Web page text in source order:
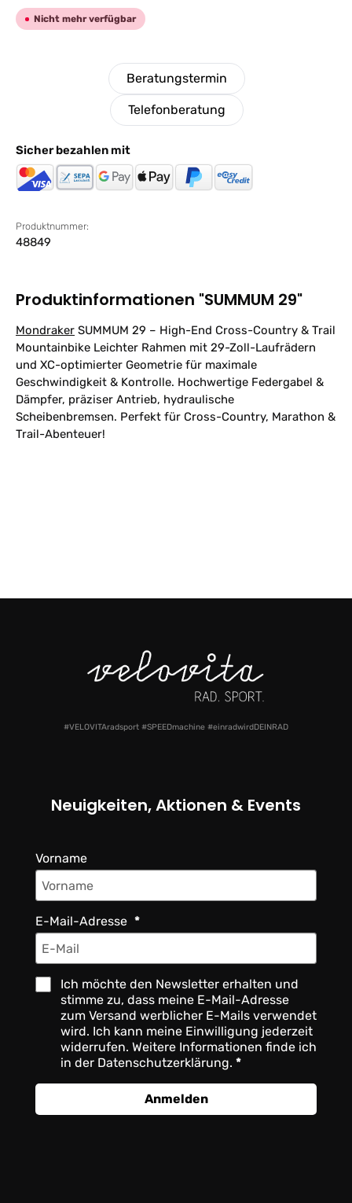
Nicht mehr verfügbar
Beratungstermin
Telefonberatung
Sicher bezahlen mit
Produktnummer:
48849
Produktinformationen "SUMMUM 29"
Mondraker SUMMUM 29 – High-End Cross-Country & Trail
Mountainbike Leichter Rahmen mit 29-Zoll-Laufrädern
und XC-optimierter Geometrie für maximale
Geschwindigkeit & Kontrolle. Hochwertige Federgabel &
Dämpfer, präziser Antrieb, hydraulische
Scheibenbremsen. Perfekt für Cross-Country, Marathon &
Trail-Abenteuer!
#VELOVITAradsport #SPEEDmachine #einradwirdDEINRAD
Neuigkeiten, Aktionen & Events
Vorname
E-Mail-Adresse
Ich möchte den Newsletter erhalten und
stimme zu, dass meine E-Mail-Adresse
zum Versand werblicher E-Mails verwendet
wird. Ich kann meine Einwilligung jederzeit
widerrufen. Weitere Informationen finde ich
in der Datenschutzerklärung.
Anmelden